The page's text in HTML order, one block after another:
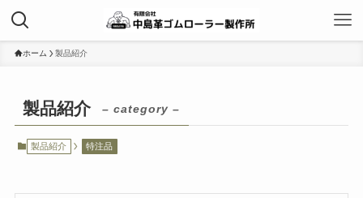
ホーム 製品紹介
製品紹介 – category –
製品紹介 特注品